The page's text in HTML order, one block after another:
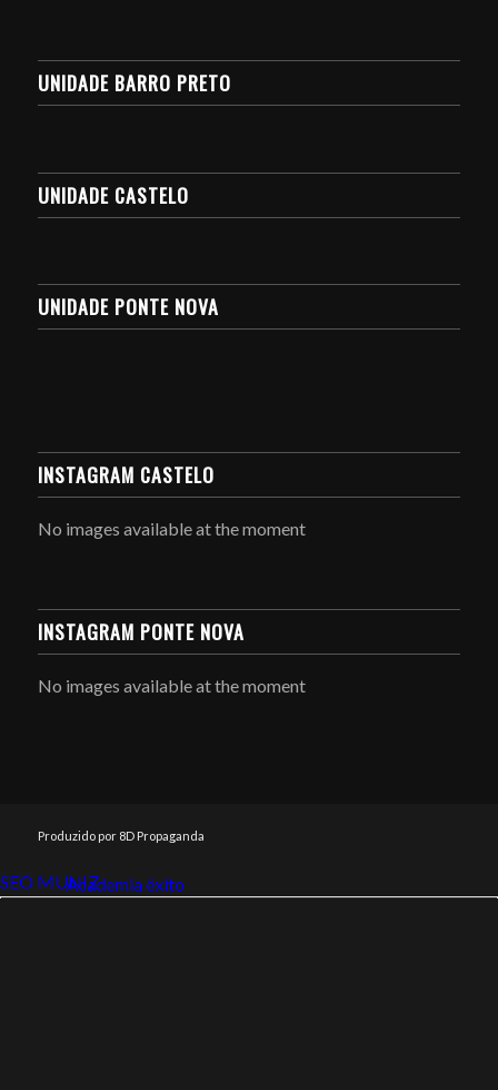
UNIDADE BARRO PRETO
UNIDADE CASTELO
UNIDADE PONTE NOVA
INSTAGRAM CASTELO
No images available at the moment
INSTAGRAM PONTE NOVA
No images available at the moment
Produzido por 8D Propaganda
SEO MUNIZ
Link112Academia êxito